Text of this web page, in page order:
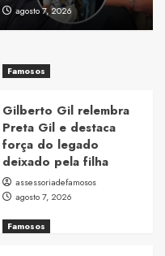
agosto 7, 2026
Famosos
Gilberto Gil relembra
Preta Gil e destaca
força do legado
deixado pela filha
assessoriadefamosos
agosto 7, 2026
Famosos